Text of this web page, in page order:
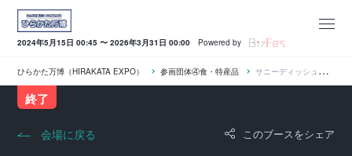
2024年5月15日 00:45 〜 2026年3月31日 00:00 Powered by
ひらかた万博（HIRAKATA EXPO） 参画団体④食・特産品 サニーディッシュ株式会社
会場に戻る このブースをシェア
終了